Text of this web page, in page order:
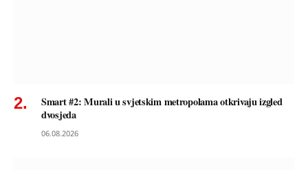
Smart #2: Murali u svjetskim metropolama otkrivaju izgled
dvosjeda
06.08.2026